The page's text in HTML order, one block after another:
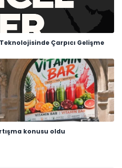
Çarpıcı Gelişme
konusu oldu